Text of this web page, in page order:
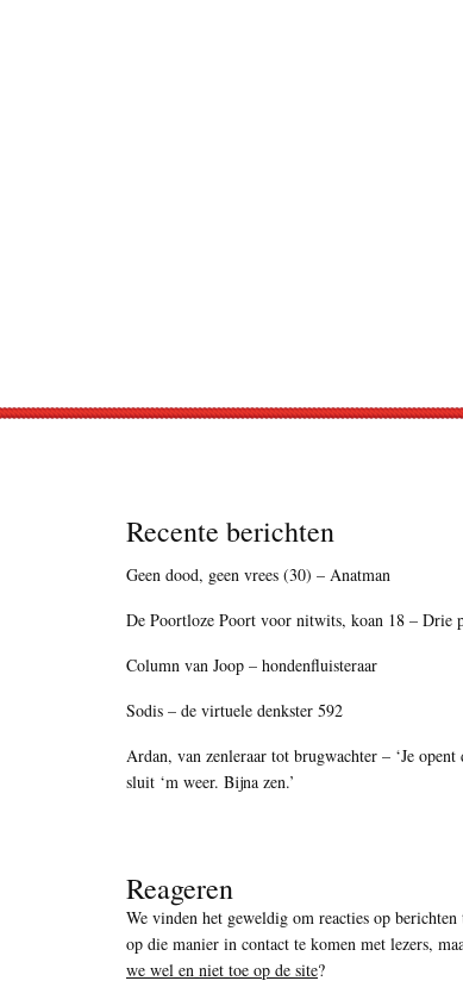
Recente berichten
Geen dood, geen vrees (30) – Anatman
De Poortloze Poort voor nitwits, koan 18 – Drie
Column van Joop – hondenfluisteraar
Sodis – de virtuele denkster 592
Ardan, van zenleraar tot brugwachter – ‘Je opent
sluit ‘m weer. Bijna zen.’
Reageren
We vinden het geweldig om reacties op
op die manier in contact te komen met lezers,
we wel en niet toe op de site?